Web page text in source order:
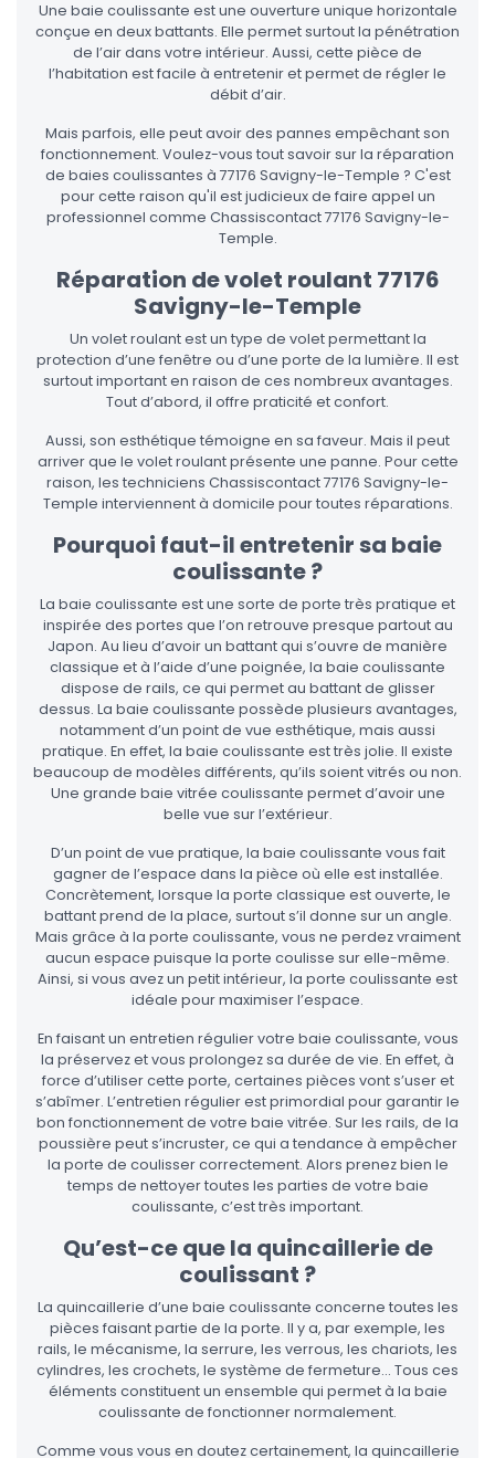
Une baie coulissante est une ouverture unique horizontale
conçue en deux battants. Elle permet surtout la pénétration
de l’air dans votre intérieur. Aussi, cette pièce de
l’habitation est facile à entretenir et permet de régler le
débit d’air.
Mais parfois, elle peut avoir des pannes empêchant son
fonctionnement. Voulez-vous tout savoir sur la réparation
de baies coulissantes à 77176 Savigny-le-Temple ? C'est
pour cette raison qu'il est judicieux de faire appel un
professionnel comme Chassiscontact 77176 Savigny-le-
Temple.
Réparation de volet roulant 77176
Savigny-le-Temple
Un volet roulant est un type de volet permettant la
protection d’une fenêtre ou d’une porte de la lumière. Il est
surtout important en raison de ces nombreux avantages.
Tout d’abord, il offre praticité et confort.
Aussi, son esthétique témoigne en sa faveur. Mais il peut
arriver que le volet roulant présente une panne. Pour cette
raison, les techniciens Chassiscontact 77176 Savigny-le-
Temple interviennent à domicile pour toutes réparations.
Pourquoi faut-il entretenir sa baie
coulissante ?
La baie coulissante est une sorte de porte très pratique et
inspirée des portes que l’on retrouve presque partout au
Japon. Au lieu d’avoir un battant qui s’ouvre de manière
classique et à l’aide d’une poignée, la baie coulissante
dispose de rails, ce qui permet au battant de glisser
dessus. La baie coulissante possède plusieurs avantages,
notamment d’un point de vue esthétique, mais aussi
pratique. En effet, la baie coulissante est très jolie. Il existe
beaucoup de modèles différents, qu’ils soient vitrés ou non.
Une grande baie vitrée coulissante permet d’avoir une
belle vue sur l’extérieur.
D’un point de vue pratique, la baie coulissante vous fait
gagner de l’espace dans la pièce où elle est installée.
Concrètement, lorsque la porte classique est ouverte, le
battant prend de la place, surtout s’il donne sur un angle.
Mais grâce à la porte coulissante, vous ne perdez vraiment
aucun espace puisque la porte coulisse sur elle-même.
Ainsi, si vous avez un petit intérieur, la porte coulissante est
idéale pour maximiser l’espace.
En faisant un entretien régulier votre baie coulissante, vous
la préservez et vous prolongez sa durée de vie. En effet, à
force d’utiliser cette porte, certaines pièces vont s’user et
s’abîmer. L’entretien régulier est primordial pour garantir le
bon fonctionnement de votre baie vitrée. Sur les rails, de la
poussière peut s’incruster, ce qui a tendance à empêcher
la porte de coulisser correctement. Alors prenez bien le
temps de nettoyer toutes les parties de votre baie
coulissante, c’est très important.
Qu’est-ce que la quincaillerie de
coulissant ?
La quincaillerie d’une baie coulissante concerne toutes les
pièces faisant partie de la porte. Il y a, par exemple, les
rails, le mécanisme, la serrure, les verrous, les chariots, les
cylindres, les crochets, le système de fermeture… Tous ces
éléments constituent un ensemble qui permet à la baie
coulissante de fonctionner normalement.
Comme vous vous en doutez certainement, la quincaillerie